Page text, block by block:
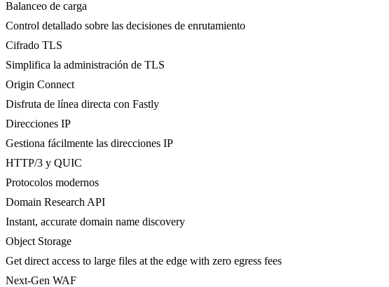
Balanceo de carga
Control detallado sobre las decisiones de enrutamiento
Cifrado TLS
Simplifica la administración de TLS
Origin Connect
Disfruta de línea directa con Fastly
Direcciones IP
Gestiona fácilmente las direcciones IP
HTTP/3 y QUIC
Protocolos modernos
Domain Research API
Instant, accurate domain name discovery
Object Storage
Get direct access to large files at the edge with zero egress fees
Next-Gen WAF